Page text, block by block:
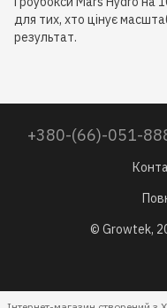
для тих, хто цінує
результат.
+380-(66)-051-
© Growtek,